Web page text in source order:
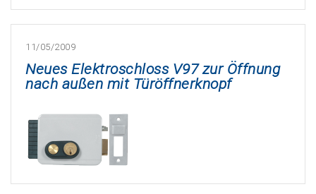
11/05/2009
Neues Elektroschloss V97 zur Öffnung
nach außen mit Türöffnerknopf